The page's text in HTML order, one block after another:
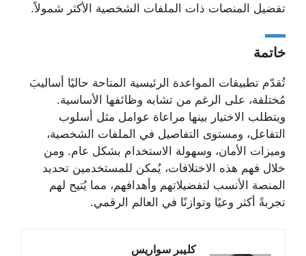
تفضيل المنصات ذات الملفات الشخصية الأكثر شمولاً.
خاتمة
تُقدّم تطبيقات المواعدة الرئيسية المتاحة حاليًا أساليبَ
مُختلفة، على الرغم من تشابه وظائفها الأساسية.
ويتطلب الاختيار بينها مراعاة عوامل مثل أسلوب
التفاعل، ومستوى التفاصيل في الملفات الشخصية،
وميزات الأمان، وسهولة الاستخدام بشكل عام. ومن
خلال فهم هذه الاختلافات، يُمكن للمستخدمين تحديد
المنصة الأنسب لتفضيلاتهم وأهدافهم، مما يُتيح لهم
تجربةً أكثر وعيًا وتوازنًا في العالم الرقمي.
كليبر سواريس